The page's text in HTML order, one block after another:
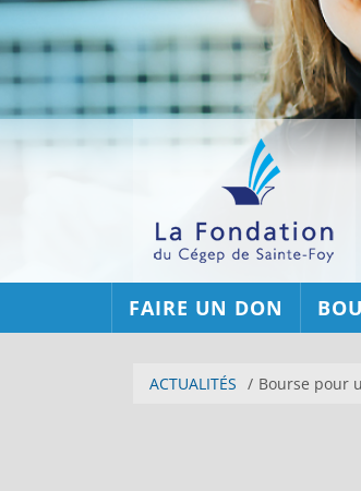
Fondation du Cégep de Sainte-
FAIRE UN DON
ACTUALITÉS Bourse pour